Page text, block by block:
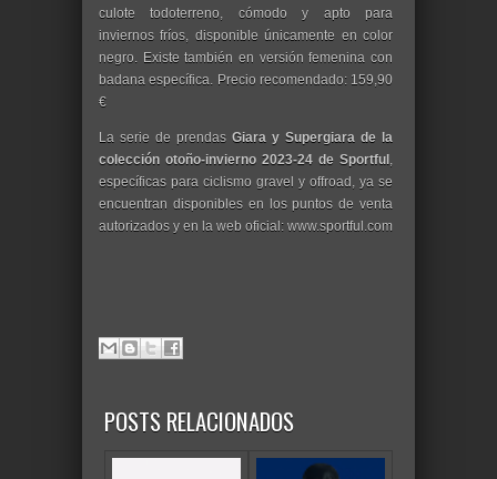
culote todoterreno, cómodo y apto para
inviernos fríos, disponible únicamente en color
negro. Existe también en versión femenina con
badana específica. Precio recomendado: 159,90
€
La serie de prendas Giara y Supergiara de la
colección otoño-invierno 2023-24 de Sportful ,
específicas para ciclismo gravel y offroad, ya se
encuentran disponibles en los puntos de venta
autorizados y en la web oficial: www.sportful.com
POSTS RELACIONADOS